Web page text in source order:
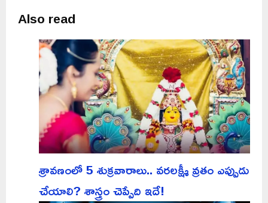
Also read
శ్రావణంలో 5 శుక్రవారాలు.. వరలక్ష్మీ వ్రతం ఎప్పుడు
చేయాలి? శాస్త్రం చెప్పేది ఇదే!